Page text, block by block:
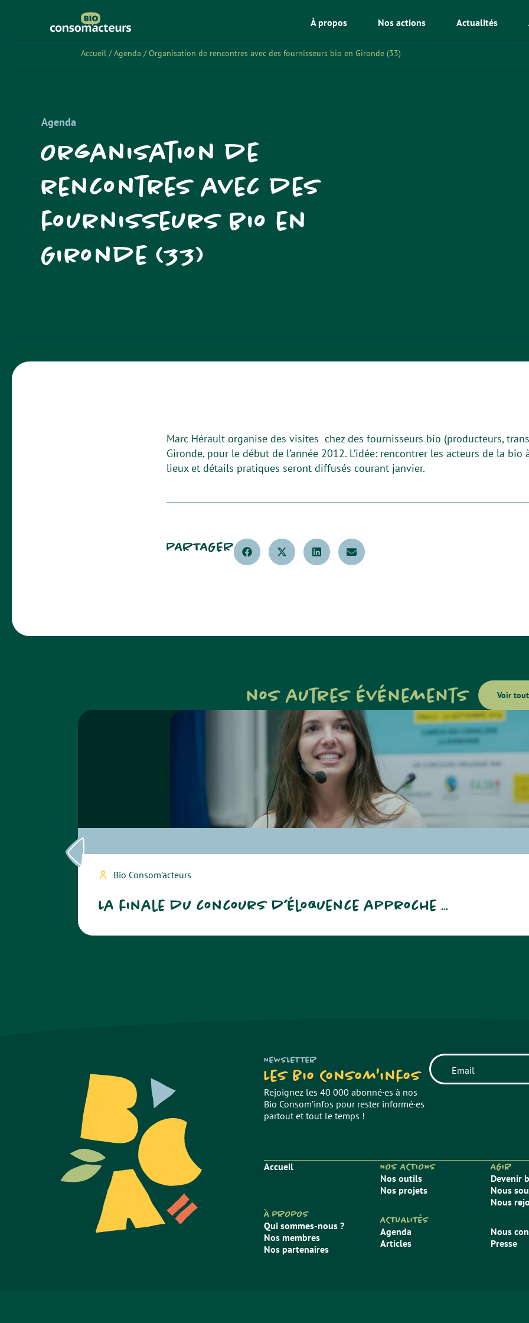
À propos Nos actions Actualités
Accueil /Agenda /Organisation de rencontres avec des fournisseurs bio en Gironde (33)
Agenda
Organisation de
rencontres avec des
fournisseurs bio en
Gironde (33)
Marc Hérault organise des visites chez des fournisseurs bio (producteurs,
Gironde, pour le début de l’année 2012. L’idée: rencontrer les acteurs de la bio
lieux et détails pratiques seront diffusés courant janvier.
PARTAGER
nos autres événements Voir tout
Bio Consom'acteurs
La finale du concours d’éloquence approche …
NEWSLETTER
Les Bio Consom'infos
Rejoignez les 40 000 abonné·es à nos
Bio Consom’infos pour rester informé·es
partout et tout le temps !
Accueil
À PROPOS
Qui sommes-nous ?
Nos membres
Nos partenaires
NOS ACTIONS
Nos outils
Nos projets
ACTUALITÉS
Agenda
Articles
AGIR
Devenir
Nous
Nous
Nous
Presse